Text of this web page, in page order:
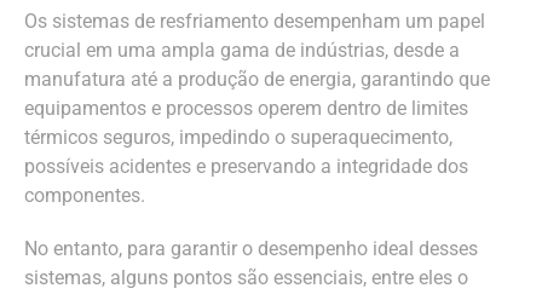
Os sistemas de resfriamento desempenham um papel
crucial em uma ampla gama de indústrias, desde a
manufatura até a produção de energia, garantindo que
equipamentos e processos operem dentro de limites
térmicos seguros, impedindo o superaquecimento,
possíveis acidentes e preservando a integridade dos
componentes.
No entanto, para garantir o desempenho ideal desses
sistemas, alguns pontos são essenciais, entre eles o